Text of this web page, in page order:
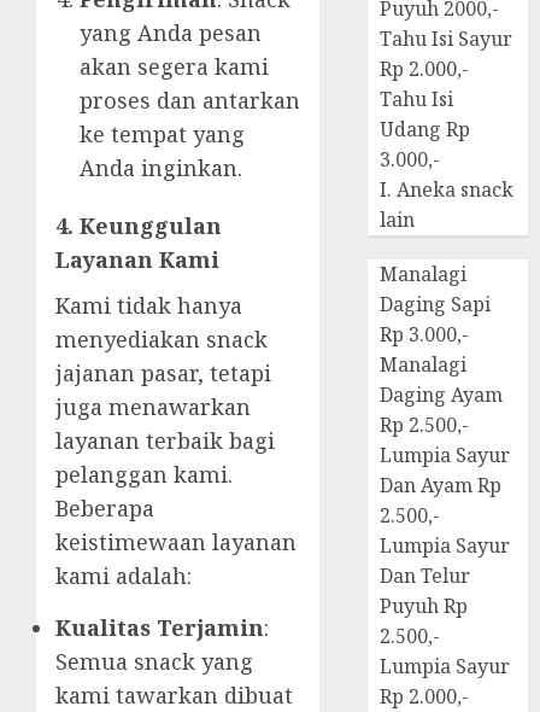
yang Anda pesan
akan segera kami
proses dan antarkan
ke tempat yang
Anda inginkan.
4. Keunggulan
Layanan Kami
Kami tidak hanya
menyediakan snack
jajanan pasar, tetapi
juga menawarkan
layanan terbaik bagi
pelanggan kami.
Beberapa
keistimewaan layanan
kami adalah:
Kualitas Terjamin:
Semua snack yang
kami tawarkan dibuat
Puyuh 2000,-
Tahu Isi Sayur
Rp 2.000,-
Tahu Isi
Udang Rp
3.000,-
I. Aneka snack
lain
Manalagi
Daging Sapi
Rp 3.000,-
Manalagi
Daging Ayam
Rp 2.500,-
Lumpia Sayur
Dan Ayam Rp
2.500,-
Lumpia Sayur
Dan Telur
Puyuh Rp
2.500,-
Lumpia Sayur
Rp 2.000,-